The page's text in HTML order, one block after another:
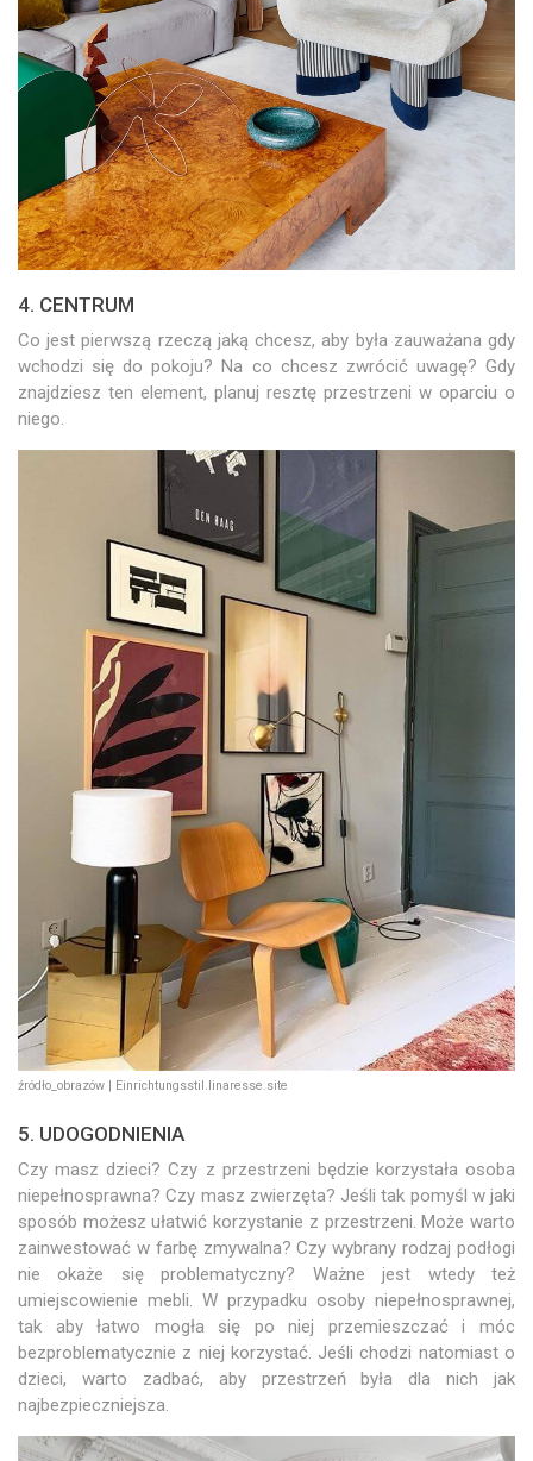
4. CENTRUM
Co jest pierwszą rzeczą jaką chcesz, aby była zauważana gdy
wchodzi się do pokoju? Na co chcesz zwrócić uwagę? Gdy
znajdziesz ten element, planuj resztę przestrzeni w oparciu o
niego.
źródło_obrazów | Einrichtungsstil.linaresse.site
5. UDOGODNIENIA
Czy masz dzieci? Czy z przestrzeni będzie korzystała osoba
niepełnosprawna? Czy masz zwierzęta? Jeśli tak pomyśl w jaki
sposób możesz ułatwić korzystanie z przestrzeni. Może warto
zainwestować w farbę zmywalna? Czy wybrany rodzaj podłogi
nie okaże się problematyczny? Ważne jest wtedy też
umiejscowienie mebli. W przypadku osoby niepełnosprawnej,
tak aby łatwo mogła się po niej przemieszczać i móc
bezproblematycznie z niej korzystać. Jeśli chodzi natomiast o
dzieci, warto zadbać, aby przestrzeń była dla nich jak
najbezpieczniejsza.